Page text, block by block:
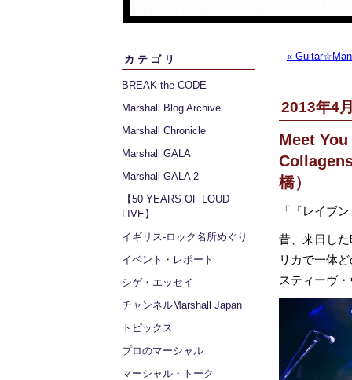
カテゴリ
BREAK the CODE
Marshall Blog Archive
Marshall Chronicle
Marshall GALA
Marshall GALA 2
【50 YEARS OF LOUD
LIVE】
イギリス‐ロック名所めぐり
イベント・レポート
シゲ・エッセイ
チャンネルMarshall Japan
トピックス
プロのマーシャル
マーシャル・トーク
«
2013年4
Meet
橋）
「『レイブ
昔、来日し
リカで一体
スティーヴ